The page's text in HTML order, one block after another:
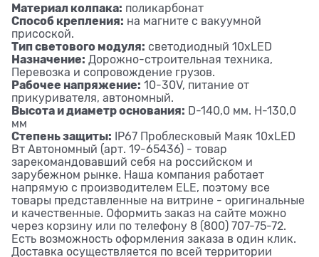
Материал колпака: поликарбонат
Способ крепления: на магните с вакуумной
присоской.
Тип светового модуля: светодиодный 10хLED
Назначение: Дорожно-строительная техника,
Перевозка и сопровождение грузов.
Рабочее напряжение: 10-30V, питание от
прикуривателя, автономный.
Высота и диаметр основания: D-140,0 мм. H-130,0
мм
Степень защиты: IP67 Проблесковый Маяк 10хLED
Вт Автономный (арт. 19-65436) - товар
зарекомандовавший себя на российском и
зарубежном рынке. Наша компания работает
напрямую с производителем ELE, поэтому все
товары представленные на витрине - оригинальные
и качественные. Оформить заказ на сайте можно
через корзину или по телефону 8 (800) 707-75-72.
Есть возможность оформления заказа в один клик.
Доставка осуществляется по всей территории